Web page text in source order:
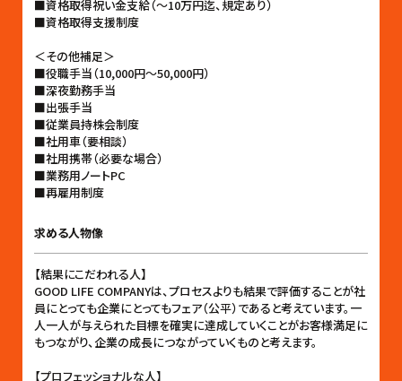
■資格取得祝い金支給（〜10万円迄、規定あり）
■資格取得支援制度
＜その他補足＞
■役職手当（10,000円〜50,000円）
■深夜勤務手当
■出張手当
■従業員持株会制度
■社用車（要相談）
■社用携帯（必要な場合）
■業務用ノートPC
■再雇用制度
求める人物像
【結果にこだわれる人】
GOOD LIFE COMPANYは、プロセスよりも結果で評価することが社
員にとっても企業にとってもフェア（公平）であると考えています。一
人一人が与えられた目標を確実に達成していくことがお客様満足に
もつながり、企業の成長につながっていくものと考えます。
【プロフェッショナルな人】